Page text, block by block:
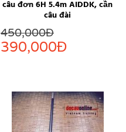
câu đơn 6H 5.4m AIDDK, cần
câu đài
450,000Đ
390,000Đ